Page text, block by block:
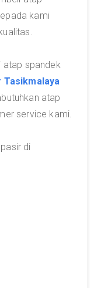
kami
atap spandek
Tasikmalaya
atap
service kami.
di